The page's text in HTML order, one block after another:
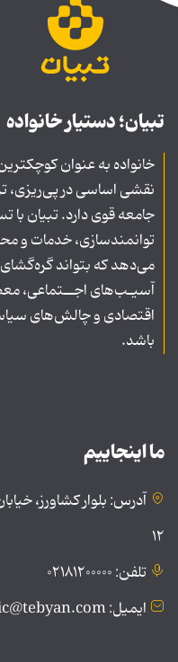
تبیان؛ دستیار خانواده
خانواده به عنوان
نقشی اساسی در پی‌ریزی،
جامعه قوی دارد. تبیان با
توانمندسازی، خدمات و
می‌دهد که بتواند
آسیـب‌های اجــتماعی،
اقتصادی و چالش‌های
باشد.
ما اینجاییم
آدرس: بلوار کشاورز،
۱۲
تلفن: ۰۲۱۸۱۲۰۰۰۰۰
ایمیل: public@tebyan.com